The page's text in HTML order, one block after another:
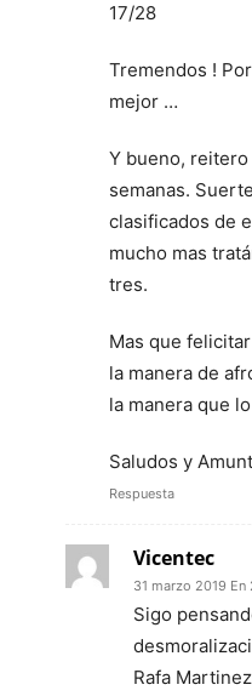
17/28
Tremendos !
mejor …
Y bueno,
semanas.
clasificados de
mucho mas
tres.
Mas que
la manera de
la manera que
Saludos y
Respuesta
Vicentec
31 marzo 2019 En
Sigo
Rafa